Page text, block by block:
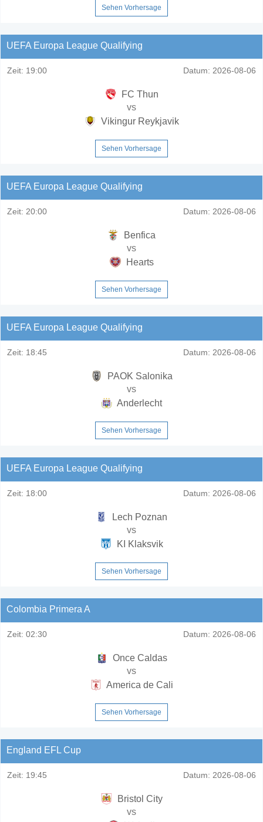
Sehen Vorhersage
UEFA Europa League Qualifying
Zeit: 19:00 Datum: 2026-08-06
FC Thun
vs
Vikingur Reykjavik
Sehen Vorhersage
UEFA Europa League Qualifying
Zeit: 20:00 Datum: 2026-08-06
Benfica
vs
Hearts
Sehen Vorhersage
UEFA Europa League Qualifying
Zeit: 18:45 Datum: 2026-08-06
PAOK Salonika
vs
Anderlecht
Sehen Vorhersage
UEFA Europa League Qualifying
Zeit: 18:00 Datum: 2026-08-06
Lech Poznan
vs
KI Klaksvik
Sehen Vorhersage
Colombia Primera A
Zeit: 02:30 Datum: 2026-08-06
Once Caldas
vs
America de Cali
Sehen Vorhersage
England EFL Cup
Zeit: 19:45 Datum: 2026-08-06
Bristol City
vs